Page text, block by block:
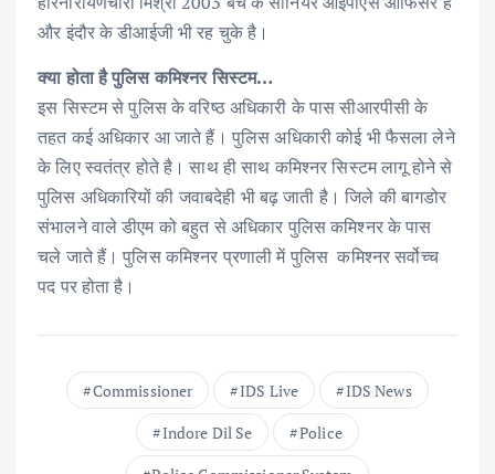
और इंदौर के डीआईजी भी रह चुके है।
क्या होता है पुलिस कमिश्नर सिस्टम…
इस सिस्टम से पुलिस के वरिष्ठ अधिकारी के पास सीआरपीसी के
तहत कई अधिकार आ जाते हैं। पुलिस अधिकारी कोई भी फैसला लेने
के लिए स्वतंत्र होते है। साथ ही साथ कमिश्नर सिस्टम लागू होने से
पुलिस अधिकारियों की जवाबदेही भी बढ़ जाती है। जिले की बागडोर
संभालने वाले डीएम को बहुत से अधिकार पुलिस कमिश्नर के पास
चले जाते हैं। पुलिस कमिश्नर प्रणाली में पुलिस कमिश्नर सर्वोच्च
पद पर होता है।
Commissioner IDS Live
IDS News
Indore Dil Se
Police